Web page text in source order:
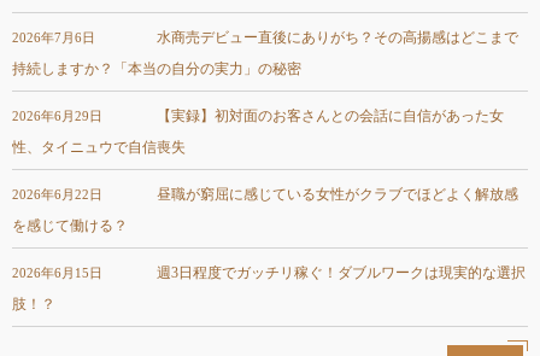
2026年7月6日
水商売デビュー直後にありがち？その高揚感はどこまで
持続しますか？「本当の自分の実力」の秘密
2026年6月29日
【実録】初対面のお客さんとの会話に自信があった女
性、タイニュウで自信喪失
2026年6月22日
昼職が窮屈に感じている女性がクラブでほどよく解放感
を感じて働ける？
2026年6月15日
週3日程度でガッチリ稼ぐ！ダブルワークは現実的な選択
肢！？